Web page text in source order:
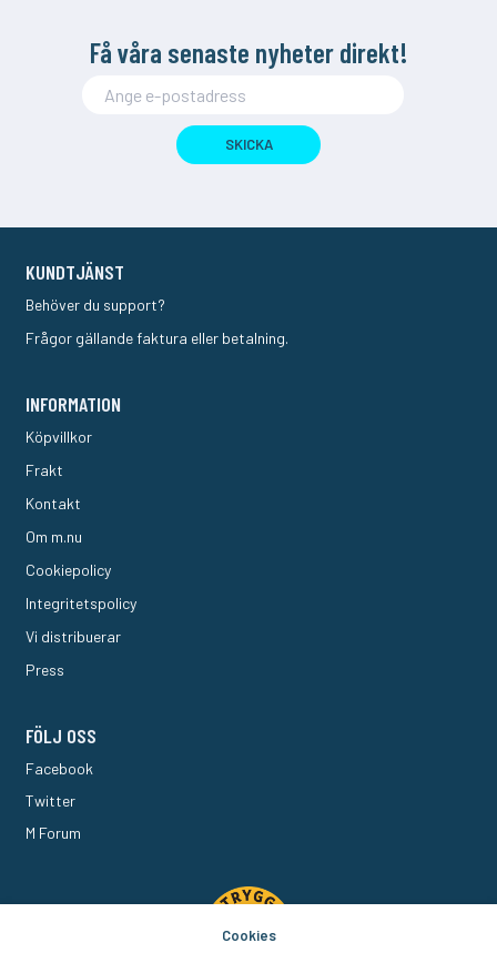
Få våra senaste nyheter direkt!
SKICKA
KUNDTJÄNST
Behöver du support?
Frågor gällande faktura eller betalning.
INFORMATION
Köpvillkor
Frakt
Kontakt
Om m.nu
Cookiepolicy
Integritetspolicy
Vi distribuerar
Press
FÖLJ OSS
Facebook
Twitter
M Forum
Cookies